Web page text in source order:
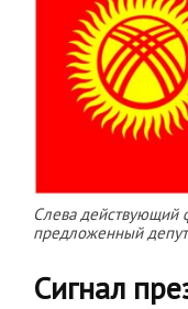
Слева действующий
предложенный
Сигнал